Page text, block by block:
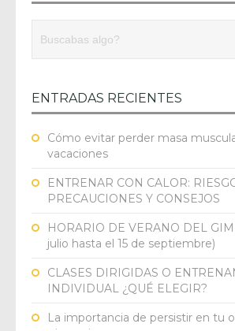
ENTRADAS RECIENTES
Cómo evitar perder masa
vacaciones
ENTRENAR CON CALOR:
PRECAUCIONES Y CONSEJOS
HORARIO DE VERANO DEL
julio hasta el 15 de septiembre)
CLASES DIRIGIDAS O
INDIVIDUAL ¿QUÉ ELEGIR?
La importancia de persistir en tu